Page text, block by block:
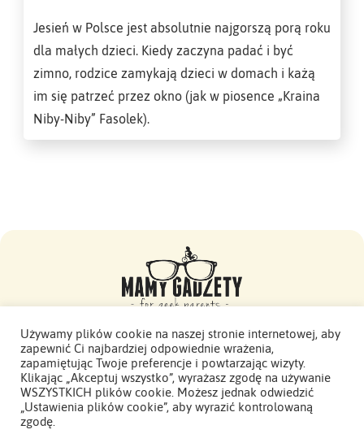
Jesień w Polsce jest absolutnie najgorszą porą roku
dla małych dzieci. Kiedy zaczyna padać i być
zimno, rodzice zamykają dzieci w domach i każą
im się patrzeć przez okno (jak w piosence „Kraina
Niby-Niby” Fasolek).
Mamy Gadżety -
2015 - 2026. Wszelkie prawa zastrzeżone.
Polityka Prywatności
Używamy plików cookie na naszej stronie internetowej, aby
zapewnić Ci najbardziej odpowiednie wrażenia,
zapamiętując Twoje preferencje i powtarzając wizyty.
Klikając „Akceptuj wszystko”, wyrażasz zgodę na używanie
WSZYSTKICH plików cookie. Możesz jednak odwiedzić
„Ustawienia plików cookie”, aby wyrazić kontrolowaną
zgodę.